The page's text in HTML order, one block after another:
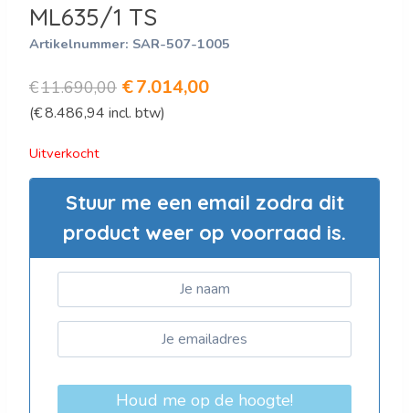
ML635/1 TS
Artikelnummer: SAR-507-1005
€11.690,00 Oorspronkelijke
prijs
€11.690,00.
€7.014,00Huidige
€7.014,00.
(€8.486,94 incl. btw)
Uitverkocht
Stuur me een email zodra dit
product weer op voorraad is.
Houd me op de hoogte!